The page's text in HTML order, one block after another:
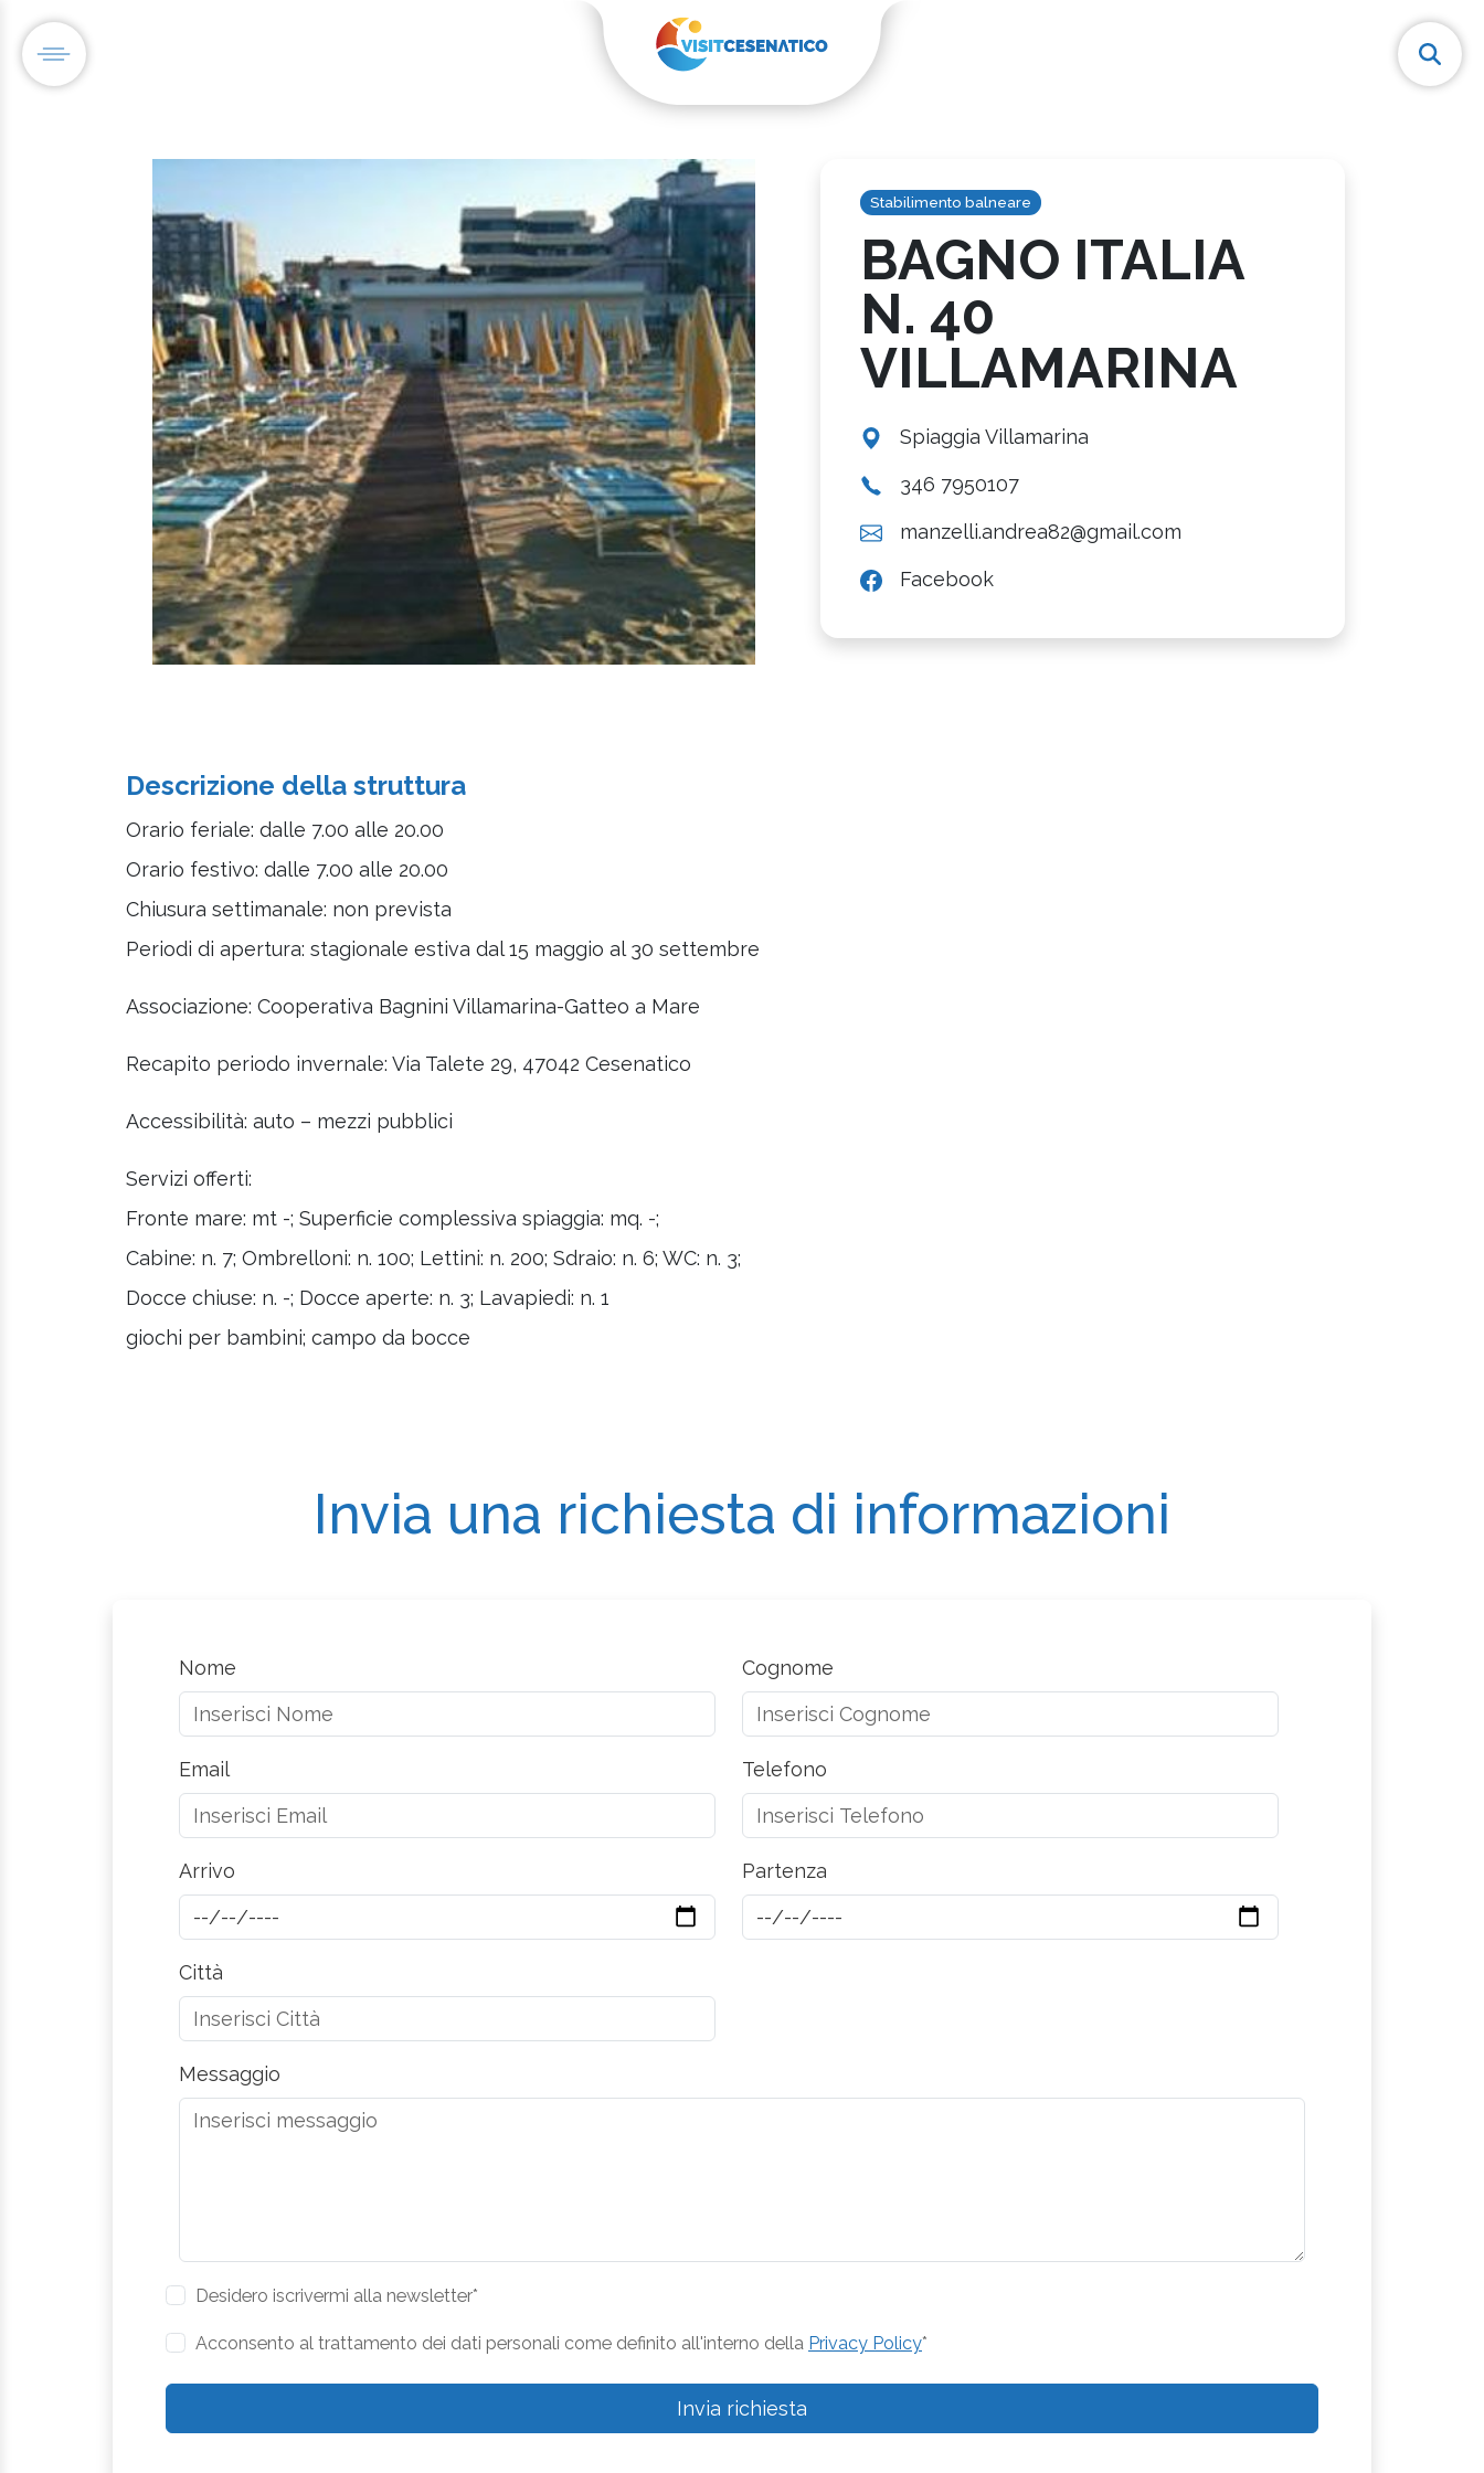
Stabilimento balneare
BAGNO ITALIA
N. 40
VILLAMARINA
Spiaggia Villamarina
346 7950107
manzelli.andrea82@gmail.com
Facebook
Descrizione della struttura
Orario feriale: dalle 7.00 alle 20.00
Orario festivo: dalle 7.00 alle 20.00
Chiusura settimanale: non prevista
Periodi di apertura: stagionale estiva dal 15 maggio al 30 settembre
Associazione: Cooperativa Bagnini Villamarina-Gatteo a Mare
Recapito periodo invernale: Via Talete 29, 47042 Cesenatico
Accessibilità: auto – mezzi pubblici
Servizi offerti:
Fronte mare: mt -; Superficie complessiva spiaggia: mq. -;
Cabine: n. 7; Ombrelloni: n. 100; Lettini: n. 200; Sdraio: n. 6; WC: n. 3;
Docce chiuse: n. -; Docce aperte: n. 3; Lavapiedi: n. 1
giochi per bambini; campo da bocce
Invia una richiesta di informazioni
Nome Cognome
Email Telefono
Arrivo Partenza
Città
Messaggio
Desidero iscrivermi alla newsletter*
Acconsento al trattamento dei dati personali come definito all'interno della Privacy Policy*
Invia richiesta